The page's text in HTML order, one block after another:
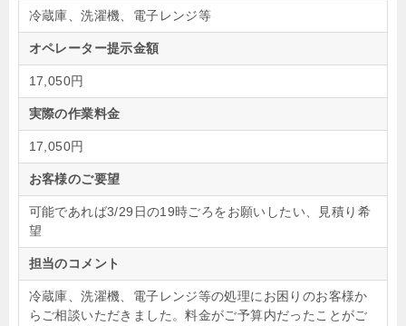
冷蔵庫、洗濯機、電子レンジ等
オペレーター提示金額
17,050円
実際の作業料金
17,050円
お客様のご要望
可能であれば3/29日の19時ごろをお願いしたい、見積り希
望
担当のコメント
冷蔵庫、洗濯機、電子レンジ等の処理にお困りのお客様か
らご相談いただきました。料金がご予算内だったことがご